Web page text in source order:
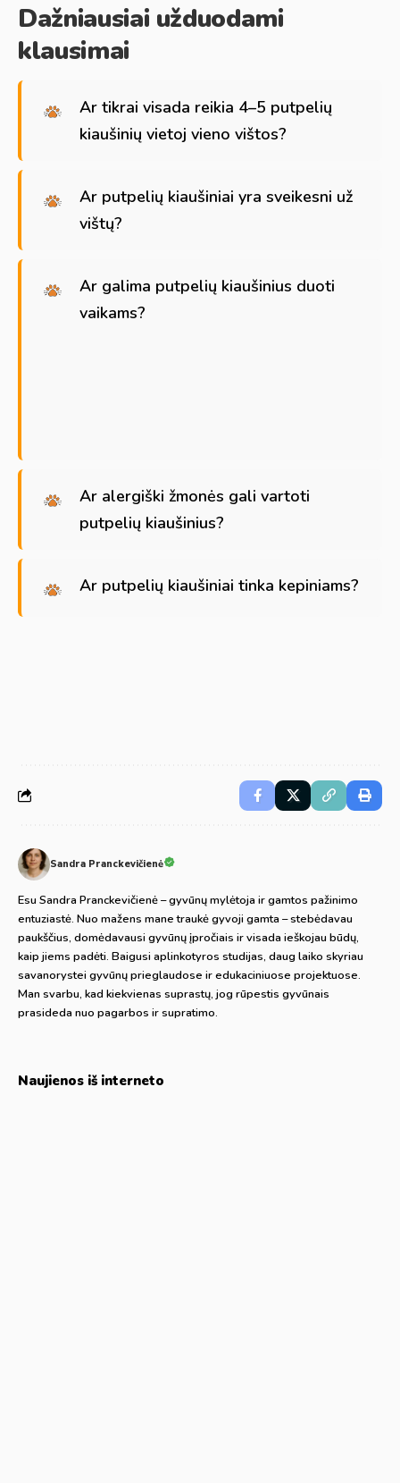
Dažniausiai užduodami
klausimai
Ar tikrai visada reikia 4–5 putpelių
kiaušinių vietoj vieno vištos?
Ar putpelių kiaušiniai yra sveikesni už
vištų?
Ar galima putpelių kiaušinius duoti
vaikams?
Ar alergiški žmonės gali vartoti
putpelių kiaušinius?
Ar putpelių kiaušiniai tinka kepiniams?
Sandra Pranckevičienė
Esu Sandra Pranckevičienė – gyvūnų mylėtoja ir gamtos pažinimo
entuziastė. Nuo mažens mane traukė gyvoji gamta – stebėdavau
paukščius, domėdavausi gyvūnų įpročiais ir visada ieškojau būdų,
kaip jiems padėti. Baigusi aplinkotyros studijas, daug laiko skyriau
savanorystei gyvūnų prieglaudose ir edukaciniuose projektuose.
Man svarbu, kad kiekvienas suprastų, jog rūpestis gyvūnais
prasideda nuo pagarbos ir supratimo.
Naujienos iš interneto